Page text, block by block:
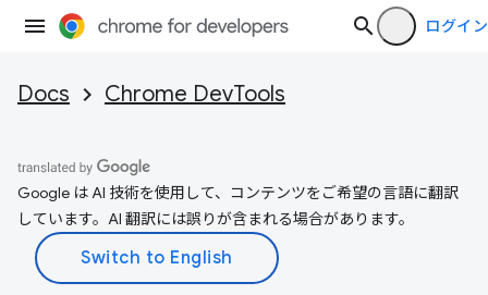
ログイン
Docs Chrome DevTools
Google は AI 技術を使用して、コンテンツをご希望の言語に翻訳
しています。AI 翻訳には誤りが含まれる場合があります。